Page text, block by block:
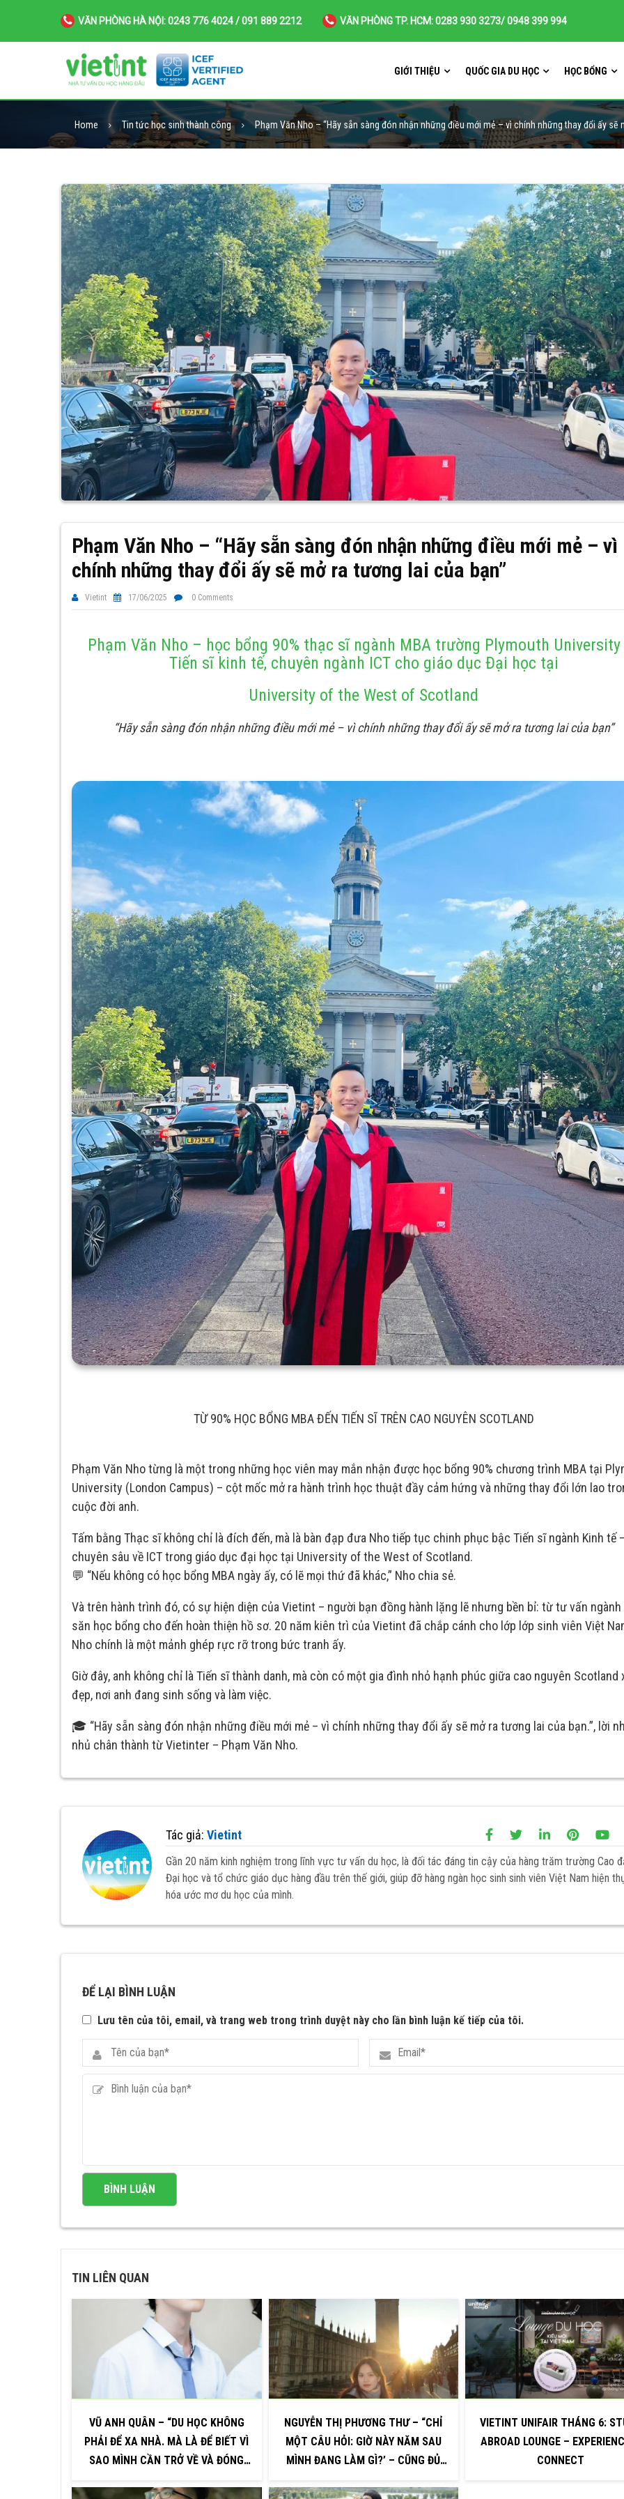
VĂN PHÒNG HÀ NỘI: 0243 776 4024 / 091 889 2212 VĂN PHÒNG TP. HCM: 0283 930 3273/ 0948 399 994
GIỚI THIỆU QUỐC GIA DU HỌC HỌC BỔNG
Home Tin tức học sinh thành công Phạm Văn Nho – “Hãy sẵn sàng đón nhận những điều mới mẻ – vì chính những thay đổi ấy sẽ
Phạm Văn Nho – “Hãy sẵn sàng đón nhận những điều mới mẻ – vì
chính những thay đổi ấy sẽ mở ra tương lai của bạn”
Vietint 17/06/2025 0 Comments
Phạm Văn Nho – học bổng 90% thạc sĩ ngành MBA trường Plymouth University
Tiến sĩ kinh tế, chuyên ngành ICT cho giáo dục Đại học tại
University of the West of Scotland
“Hãy sẵn sàng đón nhận những điều mới mẻ – vì chính những thay đổi ấy sẽ mở ra tương lai của bạn”
TỪ 90% HỌC BỔNG MBA ĐẾN TIẾN SĨ TRÊN CAO NGUYÊN SCOTLAND
Phạm Văn Nho từng là một trong những học viên may mắn nhận được học bổng 90% chương trình MBA tại
University (London Campus) – cột mốc mở ra hành trình học thuật đầy cảm hứng và những thay đổi lớn lao
cuộc đời anh.
Tấm bằng Thạc sĩ không chỉ là đích đến, mà là bàn đạp đưa Nho tiếp tục chinh phục bậc Tiến sĩ ngành Kinh tế
chuyên sâu về ICT trong giáo dục đại học tại University of the West of Scotland.
💬 “Nếu không có học bổng MBA ngày ấy, có lẽ mọi thứ đã khác,” Nho chia sẻ.
Và trên hành trình đó, có sự hiện diện của Vietint – người bạn đồng hành lặng lẽ nhưng bền bỉ: từ tư vấn ngành
săn học bổng cho đến hoàn thiện hồ sơ. 20 năm kiên trì của Vietint đã chắp cánh cho lớp lớp sinh viên Việt
Nho chính là một mảnh ghép rực rỡ trong bức tranh ấy.
Giờ đây, anh không chỉ là Tiến sĩ thành danh, mà còn có một gia đình nhỏ hạnh phúc giữa cao nguyên Scotland
đẹp, nơi anh đang sinh sống và làm việc.
🎓 “Hãy sẵn sàng đón nhận những điều mới mẻ – vì chính những thay đổi ấy sẽ mở ra tương lai của bạn.”, lời
nhủ chân thành từ Vietinter – Phạm Văn Nho.
Tác giả: Vietint
Gần 20 năm kinh nghiệm trong lĩnh vực tư vấn du học, là đối tác đáng tin cậy của hàng trăm trường Cao
Đại học và tổ chức giáo dục hàng đầu trên thế giới, giúp đỡ hàng ngàn học sinh sinh viên Việt Nam hiện
hóa ước mơ du học của mình.
ĐỂ LẠI BÌNH LUẬN
Lưu tên của tôi, email, và trang web trong trình duyệt này cho lần bình luận kế tiếp của tôi.
TIN LIÊN QUAN
VŨ ANH QUÂN – “DU HỌC KHÔNG
PHẢI ĐỂ XA NHÀ. MÀ LÀ ĐỂ BIẾT VÌ
SAO MÌNH CẦN TRỞ VỀ VÀ ĐÓNG
NGUYỄN THỊ PHƯƠNG THƯ – “CHỈ
MỘT CÂU HỎI: GIỜ NÀY NĂM SAU
MÌNH ĐANG LÀM GÌ?’ – CŨNG ĐỦ
VIETINT UNIFAIR THÁNG 6:
ABROAD LOUNGE –
CONNECT